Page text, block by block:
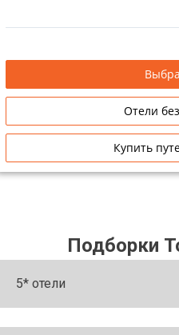
Отели
Купить
Подборки
5* отели